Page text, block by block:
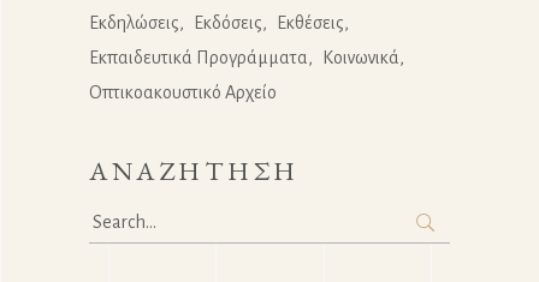
Εκδηλώσεις
Εκδόσεις
Εκθέσεις
Εκπαιδευτικά Προγράμματα
Κοινωνικά
Οπτικοακουστικό Αρχείο
ΑΝΑΖΉΤΗΣΗ
Search
for: